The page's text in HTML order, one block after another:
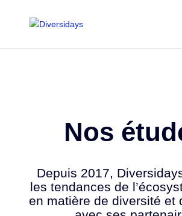
principal
Nos
Depuis 2017,
les tendances de
en matière de diversité et